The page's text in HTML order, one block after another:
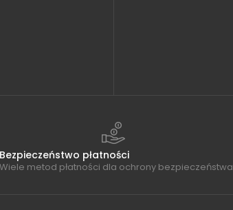
Bezpieczeństwo płatności
Wiele metod płatności dla ochrony bezpieczeństwa